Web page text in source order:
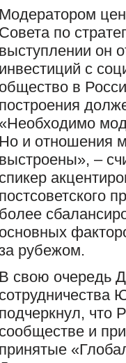
Модератором
Совета по
выступлении он
инвестиций с
общество в
построения
«Необходимо
Но и отношения
выстроены», –
спикер
постсоветского
более
основных
рубежом.
В свою очередь
сотрудничества
подчеркнул, что
сообществе и
принятые